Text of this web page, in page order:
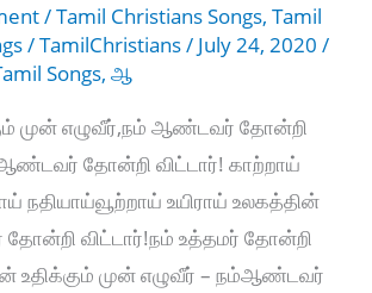
/Tamil Christians Songs,Tamil
/TamilChristians/ July 24, 2020/
Songs,ஆ
முன் எழுவீர்,நம் ஆண்டவர் தோன்றி
ஆண்டவர் தோன்றி விட்டார்! காற்றாய்
நதியாய்வூற்றாய் உயிராய் உலகத்தின்
தோன்றி விட்டார்!நம் உத்தமர் தோன்றி
உதிக்கும் முன் எழுவீர் – நம்ஆண்டவர்